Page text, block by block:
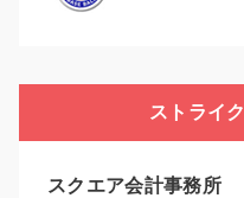
ストライ
スクエア会計事務所